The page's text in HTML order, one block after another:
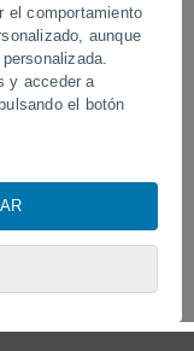
el comportamiento
aunque
y acceder a
el botón
similares para
como su
y los
virtud de un
Un rayo impactó en un